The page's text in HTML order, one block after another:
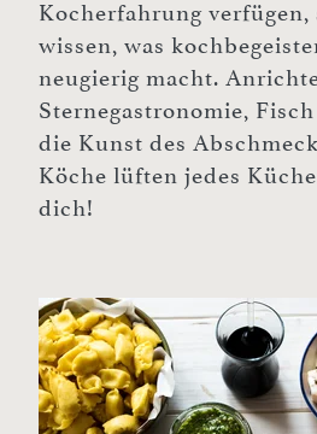
Kocherfahrung verfügen,
wissen, was
neugierig macht.
Sternegastronomie,
die Kunst des
Köche lüften jedes
dich!